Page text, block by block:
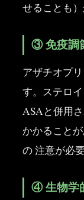
せることも）
③ 免疫調
アザチオプ
す。ステロ
ASAと併用
かかること
の 注意が必要
④ 生物学